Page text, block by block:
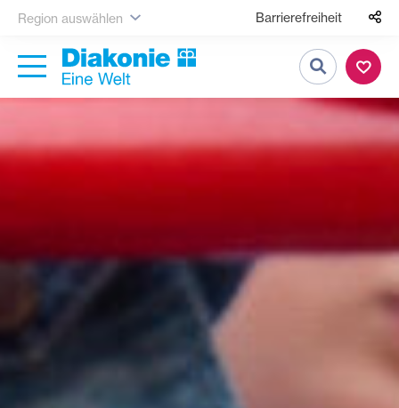
Region auswählen Barrierefreiheit
Suche